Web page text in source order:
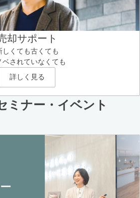
却サポート
しくても古くても
ベされていなくても
詳しく見る
ミナー・イベント